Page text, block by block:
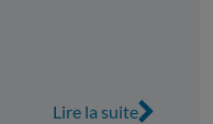
Lire la suite